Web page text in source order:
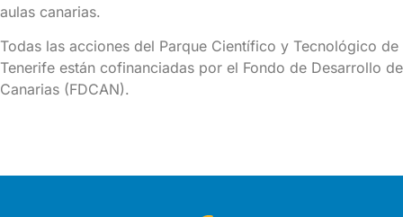
aulas canarias.
Todas las acciones del Parque Científico y Tecnológico de
Tenerife están cofinanciadas por el Fondo de Desarrollo de
Canarias (FDCAN).